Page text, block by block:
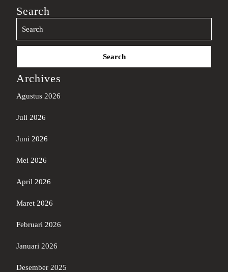
Search
Search
Archives
Agustus 2026
Juli 2026
Juni 2026
Mei 2026
April 2026
Maret 2026
Februari 2026
Januari 2026
Desember 2025